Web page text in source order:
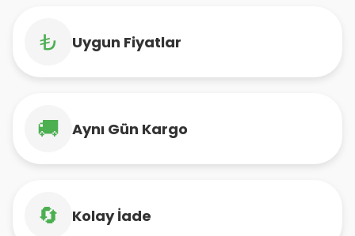
₺ Uygun Fiyatlar
🚚 Aynı Gün Kargo
🔄 Kolay İade